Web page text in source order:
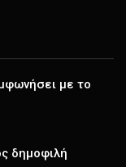
με το
δημοφιλή